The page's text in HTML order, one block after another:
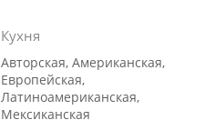
Кухня
Авторская, Американская,
Европейская,
Латиноамериканская,
Мексиканская